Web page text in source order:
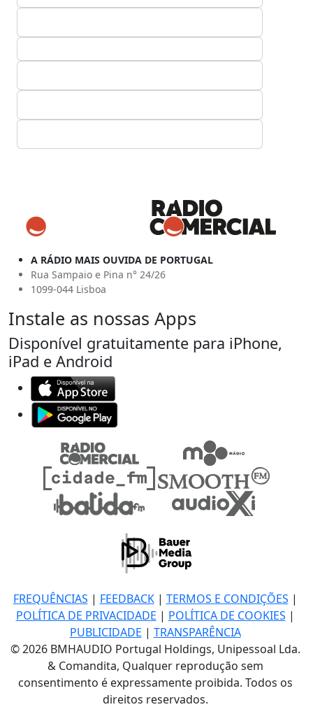
A RÁDIO MAIS OUVIDA DE PORTUGAL
Rua Sampaio e Pina n° 24/26
1099-044 Lisboa
Instale as nossas Apps
Disponível gratuitamente para iPhone,
iPad e Android
FREQUÊNCIAS | FEEDBACK| TERMOS E CONDIÇÕES |
POLÍTICA DE PRIVACIDADE | POLÍTICA DE COOKIES |
PUBLICIDADE | TRANSPARÊNCIA
© 2026 BMHAUDIO Portugal Holdings, Unipessoal Lda.
& Comandita, Qualquer reprodução sem
consentimento é expressamente proibida. Todos os
direitos reservados.